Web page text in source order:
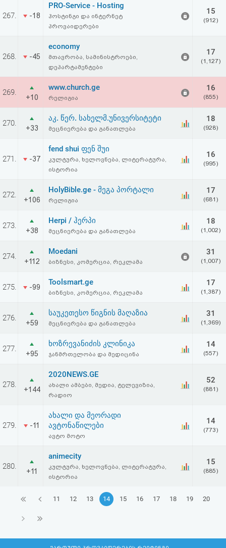
პასუხისმგებლობის
უარყოფა
267. -18
PRO-Service - Hosting
ჰოსტინგი და ინტერნეტ
პროვაიდერები
15
(912)
268. -45
economy
მთავრობა, სამინისტროები,
დეპარტამენტები
17
(1,127)
269.
+10
www.church.ge
რელიგია
16
(855)
270.
+33
აკ. წერ. სახელმ.უნივერსიტეტი
მეცნიერება და განათლება
18
(928)
271. -37
fend shui ფენ შუი
კულტურა, ხელოვნება, ლიტერატურა,
ისტორია
16
(995)
272.
+106
HolyBible.ge - მეგა პორტალი
რელიგია
17
(681)
273.
+38
Herpi / ჰერპი
მეცნიერება და განათლება
18
(1,002)
274.
+112
Moedani
ბიზნესი, კომერცია, რეკლამა
31
(1,007)
275. -99
Toolsmart.ge
ბიზნესი, კომერცია, რეკლამა
17
(1,387)
276.
+59
საუკეთესო წიგნის მაღაზია
მეცნიერება და განათლება
31
(1,369)
277.
+95
ხოზრევანიძის კლინიკა
ჯანმრთელობა და მედიცინა
14
(557)
278.
+144
2020NEWS.GE
ახალი ამბები, მედია, ტელევიზია,
რადიო
52
(881)
279. -11
ახალი და მეორადი
ავტონაწილები
ავტო მოტო
14
(773)
280.
+11
animecity
კულტურა, ხელოვნება, ლიტერატურა,
ისტორია
15
(885)
11 12 13 14 15 16 17 18 19 20